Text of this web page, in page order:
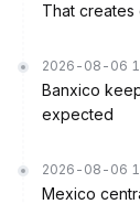
That creates
2026-08-06
Banxico
expected
2026-08-06
Mexico